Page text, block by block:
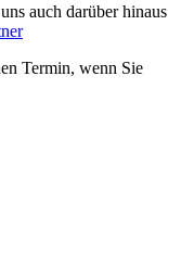
auch darüber hinaus
Termin, wenn Sie